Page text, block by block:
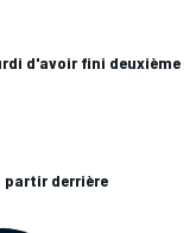
d'avoir fini deuxième
partir derrière